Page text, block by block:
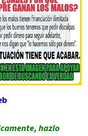
hazlo